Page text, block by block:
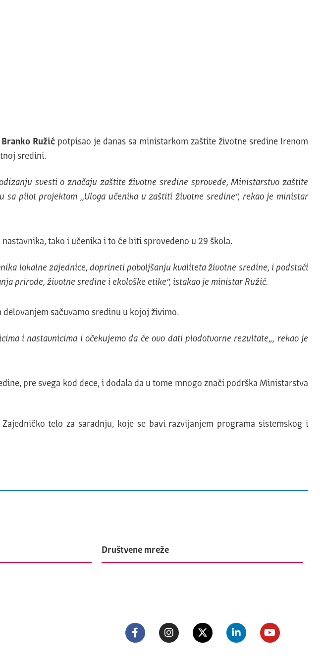
Ružić potpisao je danas sa ministarkom zaštite životne sredine Irenom
sredini.
svesti o značaju zaštite životne sredine sprovede, Ministarstvo zaštite
pilot projektom ,,Uloga učenika u zaštiti životne sredine“, rekao je ministar
tako i učenika i to će biti sprovedeno u 29 škola.
lokalne zajednice, doprineti poboljšanju kvaliteta životne sredine, i podstaći
prirode, životne sredine i ekološke etike“, istakao je ministar Ružić.
sačuvamo sredinu u kojoj živimo.
i nastavnicima i očekujemo da će ovo dati plodotvorne rezultate„, rekao je
pre svega kod dece, i dodala da u tome mnogo znači podrška Ministarstva
telo za saradnju, koje se bavi razvijanjem programa sistemskog i
Društvene mreže